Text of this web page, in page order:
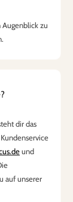
zu
dir das
und
auf unserer